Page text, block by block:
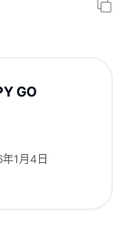
GO
1月4日